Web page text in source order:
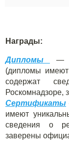
Награды:
Дипломы
—
(дипломы имеют
содержат
Роскомнадзоре,
Сертификаты
имеют
сведения о
заверены